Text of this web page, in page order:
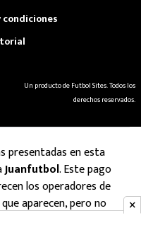
condiciones
Un producto de Futbol Sites. Todos los
derechos reservados.
presentadas en esta
Juanfutbol. Este pago
los operadores de
aparecen, pero no